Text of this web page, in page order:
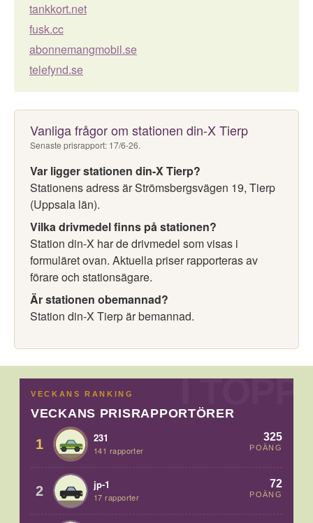
tankkort.net
fusk.cc
abonnemangmobil.se
telefynd.se
Vanliga frågor om stationen din-X Tierp
Senaste prisrapport: 17/6-26.
Var ligger stationen din-X Tierp?
Stationens adress är Strömsbergsvägen 19, Tierp
(Uppsala län).
Vilka drivmedel finns på stationen?
Station din-X har de drivmedel som visas i
formuläret ovan. Aktuella priser rapporteras av
förare och stationsägare.
Är stationen obemannad?
Station din-X Tierp är bemannad.
VECKANS RANKING
VECKANS PRISRAPPORTÖRER
1 231
141 rapporter
325
POÄNG
2 jp-1
17 rapporter
72
POÄNG